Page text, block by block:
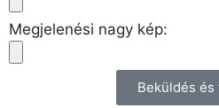
Megjelenési nagy kép:
Beküldés és